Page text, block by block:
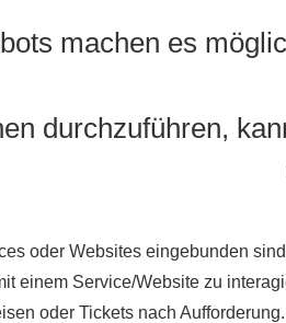
machen es
durchzuführen,
oder Websites eingebunden
einem Service/Website zu
oder Tickets nach